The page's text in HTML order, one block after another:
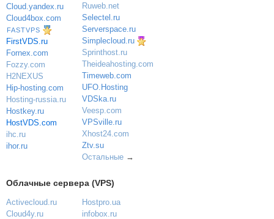
Cloud.yandex.ru
Cloud4box.com
FASTVPS
FirstVDS.ru
Fornex.com
Fozzy.com
H2NEXUS
Hip-hosting.com
Hosting-russia.ru
Hostkey.ru
HostVDS.com
ihc.ru
ihor.ru
Ruweb.net
Selectel.ru
Serverspace.ru
Simplecloud.ru
Sprinthost.ru
Theideahosting.com
Timeweb.com
UFO.Hosting
VDSka.ru
Veesp.com
VPSville.ru
Xhost24.com
Ztv.su
Остальные→
Облачные сервера (VPS)
Activecloud.ru
Cloud4y.ru
Hostpro.ua
infobox.ru